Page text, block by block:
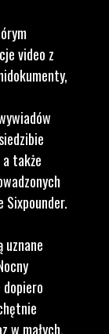
video z
także
Sixpounder.
uznane
w małych,